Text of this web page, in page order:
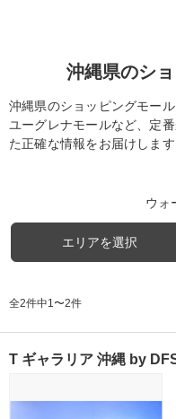
沖縄県のシ
沖縄県のショッピングモー
ユーグレナモールなど、定
た正確な情報をお届けします
ウォ
エリアを選択
全2件中1〜2件
T ギャラリア 沖縄 by